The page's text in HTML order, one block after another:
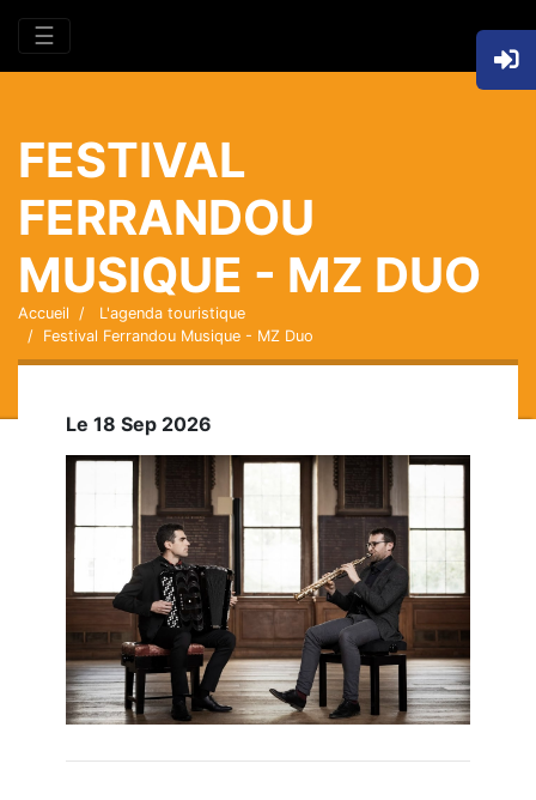
☰
FESTIVAL
FERRANDOU
MUSIQUE - MZ DUO
Accueil
L'agenda touristique
Festival Ferrandou Musique - MZ Duo
Le 18 Sep 2026